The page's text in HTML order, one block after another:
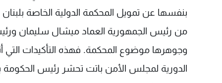
بنفسها عن تمويل المحكمة الدولية الخاصة
من رئيس الجمهورية العماد ميشال سليمان
وجوهرها موضوع المحكمة. فهذه التأكيدات التي
الدورية لمجلس الأمن باتت تحشر رئيس